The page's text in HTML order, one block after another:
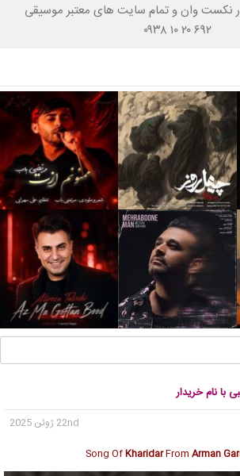
وان و تمام سایت های معتبر موسیقی
۰۹۳۸ ۱۰ ۲۰ ۶۹۲
با نام خریدار
22nd ژوئن 2025
Song OfKharidarFrom Arman